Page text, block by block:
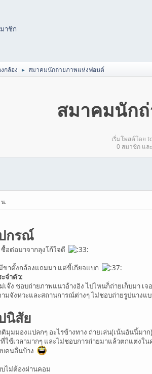
าชิก
กล้อง ► สมาคมนักถ่ายภาพแห่งฟอนต์
สมาคมนัก
เริ่มโพสต์โดย
0 สมาชิก แล
น.
กรณ์
อต่อมาจากลุงโก้ใจดี
ขาตั้งกล้องแถมมา แต่ขี้เกียจแบก
จำตัว:
เจ๊ง ชอบถ่ายภาพแนวอ้างอิง ไปไหนก็ถ่ายเก็บมา เ
มจังหวะและสถานการณ์ต่างๆ ไม่ชอบถ่ายรูปนางแ
นิสัย
ติมุมมองแปลกๆ อะไรข้างทาง ถ่ายเล่น(เน้นอันนี้มา
ที่ใช้เวลามากๆ และไม่ชอบการถ่ายมาแล้วตกแต่งใ
คนอื่นบ้าง
ไม่ต้องผ่านคอม